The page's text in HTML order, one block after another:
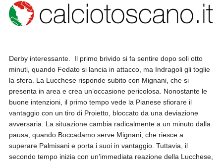
Derby interessante. Il primo brivido si fa sentire dopo soli otto
minuti, quando Fedato si lancia in attacco, ma Indragoli gli toglie
la sfera. La Lucchese risponde subito con Mignani, che si
presenta in area e crea un’occasione pericolosa. Nonostante le
buone intenzioni, il primo tempo vede la Pianese sfiorare il
vantaggio con un tiro di Proietto, bloccato da una deviazione
avversaria. La situazione cambia radicalmente a un minuto dalla
pausa, quando Boccadamo serve Mignani, che riesce a
superare Palmisani e porta i suoi in vantaggio. Tuttavia, il
secondo tempo inizia con un’immediata reazione della Lucchese,